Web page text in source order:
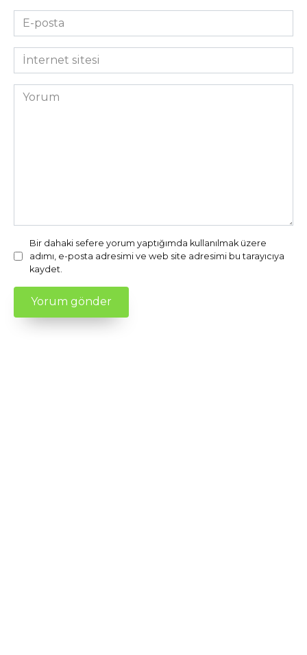
E-
posta
*İnternet
sitesi
Yorum
Bir dahaki sefere yorum yaptığımda kullanılmak üzere
adımı, e-posta adresimi ve web site adresimi bu tarayıcıya
kaydet.